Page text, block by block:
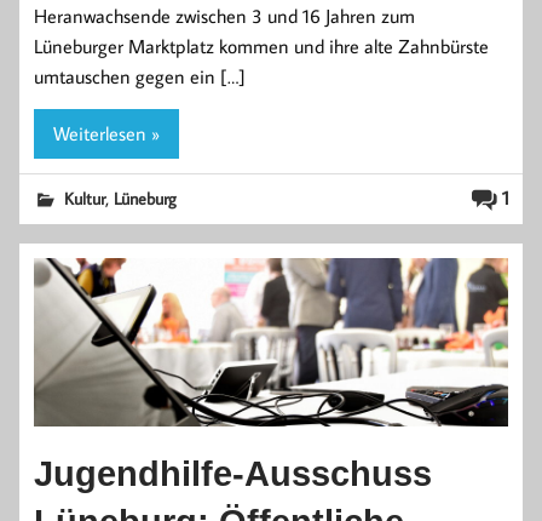
Heranwachsende zwischen 3 und 16 Jahren zum
Lüneburger Marktplatz kommen und ihre alte Zahnbürste
umtauschen gegen ein […]
Weiterlesen »
1
Kultur, Lüneburg
Jugendhilfe-Ausschuss